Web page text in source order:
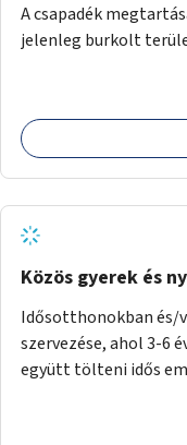
A csapadék
jelenleg burkolt
Közös gyerek és
Idősotthonokban és/
szervezése, ahol 3-6
együtt tölteni idős